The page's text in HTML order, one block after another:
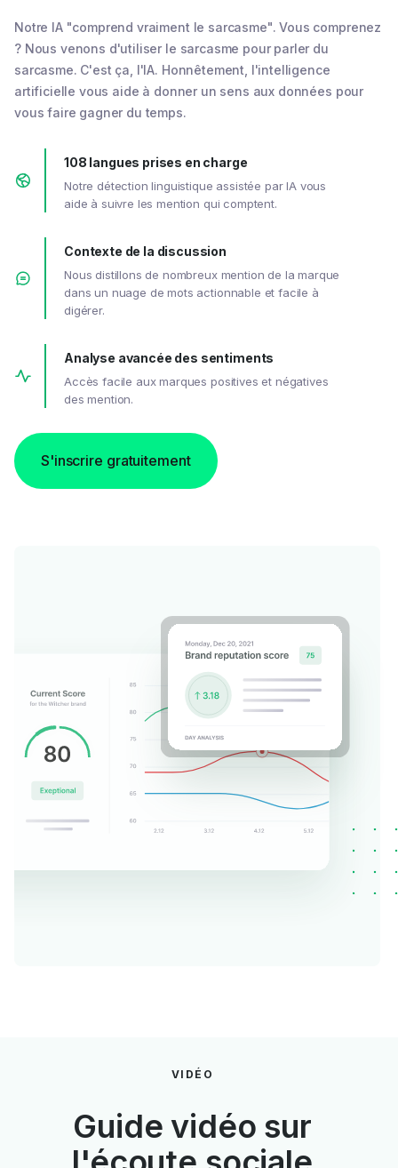
Notre IA "comprend vraiment le sarcasme". Vous comprenez
? Nous venons d'utiliser le sarcasme pour parler du
sarcasme. C'est ça, l'IA. Honnêtement, l'intelligence
artificielle vous aide à donner un sens aux données pour
vous faire gagner du temps.
108 langues prises en charge
Notre détection linguistique assistée par IA vous
aide à suivre les mention qui comptent.
Contexte de la discussion
Nous distillons de nombreux mention de la marque
dans un nuage de mots actionnable et facile à
digérer.
Analyse avancée des sentiments
Accès facile aux marques positives et négatives
des mention.
S'inscrire gratuitement
VIDÉO
Guide vidéo sur